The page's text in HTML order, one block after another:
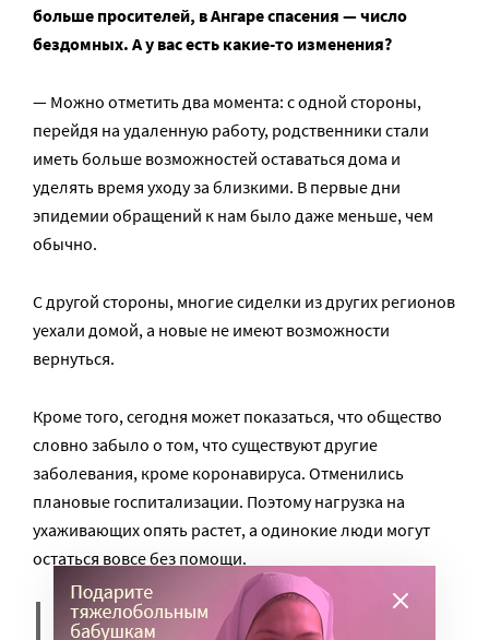
больше просителей, в Ангаре спасения — число
бездомных. А у вас есть какие-то изменения?
— Можно отметить два момента: с одной стороны,
перейдя на удаленную работу, родственники стали
иметь больше возможностей оставаться дома и
уделять время уходу за близкими. В первые дни
эпидемии обращений к нам было даже меньше, чем
обычно.
С другой стороны, многие сиделки из других регионов
уехали домой, а новые не имеют возможности
вернуться.
Кроме того, сегодня может показаться, что общество
словно забыло о том, что существуют другие
заболевания, кроме коронавируса. Отменились
плановые госпитализации. Поэтому нагрузка на
ухаживающих опять растет, а одинокие люди могут
остаться вовсе без помощи.
За последние две недели число